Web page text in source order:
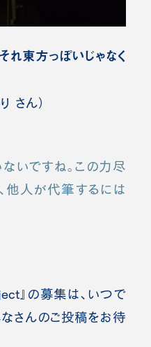
れ東方っぽいじゃなく
さん）
いですね。この力尽
他人が代筆するには
』の募集は、いつで
なさんのご投稿をお待